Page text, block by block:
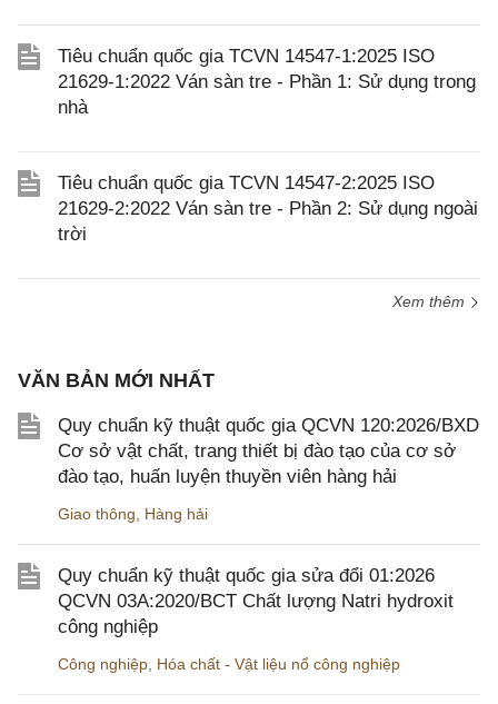
Tiêu chuẩn quốc gia TCVN 14547-1:2025 ISO
21629-1:2022 Ván sàn tre - Phần 1: Sử dụng trong
nhà
Tiêu chuẩn quốc gia TCVN 14547-2:2025 ISO
21629-2:2022 Ván sàn tre - Phần 2: Sử dụng ngoài
trời
Xem thêm
VĂN BẢN MỚI NHẤT
Quy chuẩn kỹ thuật quốc gia QCVN 120:2026/BXD
Cơ sở vật chất, trang thiết bị đào tạo của cơ sở
đào tạo, huấn luyện thuyền viên hàng hải
Giao thông Hàng hải
Quy chuẩn kỹ thuật quốc gia sửa đổi 01:2026
QCVN 03A:2020/BCT Chất lượng Natri hydroxit
công nghiệp
Công nghiệp Hóa chất - Vật liệu nổ công nghiệp